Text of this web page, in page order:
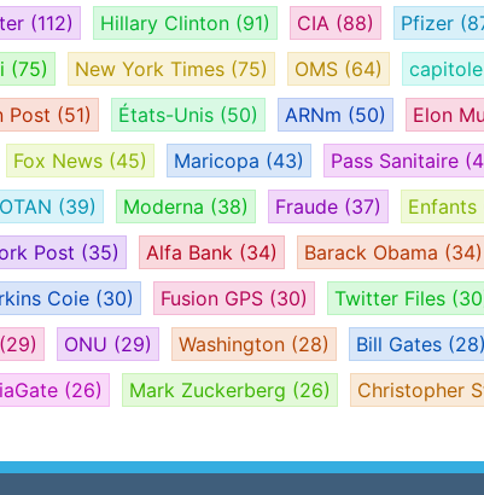
(112) Hillary Clinton (91) CIA (88) Pfizer
(75) New York Times (75) OMS (64) capitole
Post (51) États-Unis (50) ARNm (50) Elon
Fox News (45) Maricopa (43) Pass Sanitaire
OTAN (39) Moderna (38) Fraude (37) Enfants
Post (35) Alfa Bank (34) Barack Obama (34)
Coie (30) Fusion GPS (30) Twitter Files
(29) ONU (29) Washington (28) Bill Gates (28)
(26) Mark Zuckerberg (26) Christopher